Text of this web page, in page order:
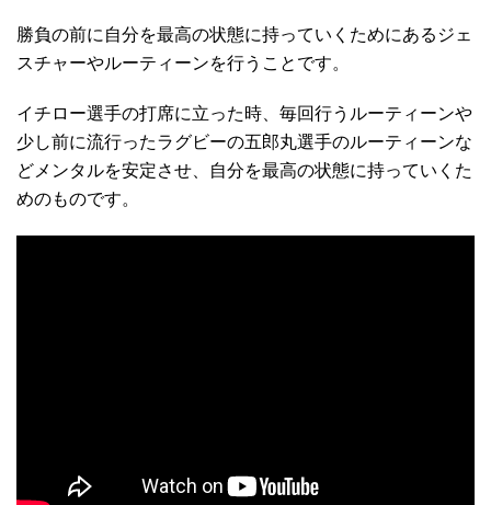
勝負の前に自分を最高の状態に持っていくためにあるジェ
スチャーやルーティーンを行うことです。
イチロー選手の打席に立った時、毎回行うルーティーンや
少し前に流行ったラグビーの五郎丸選手のルーティーンな
どメンタルを安定させ、自分を最高の状態に持っていくた
めのものです。